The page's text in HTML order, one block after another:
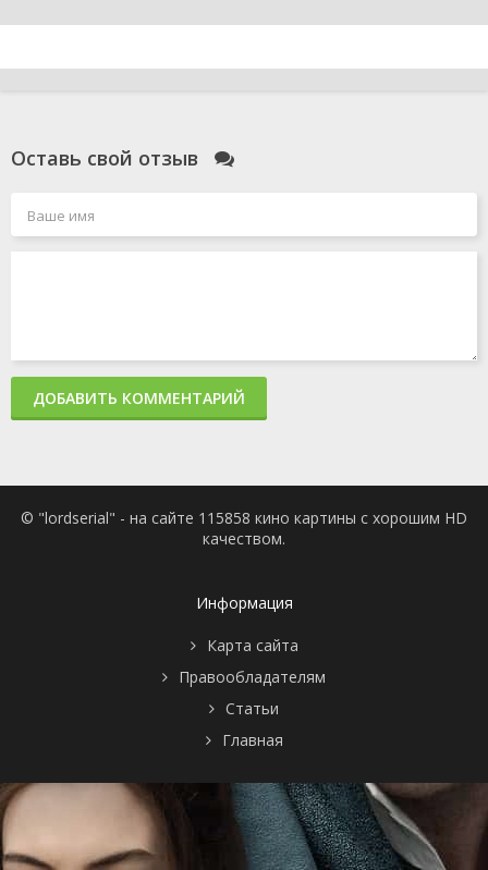
Оставь свой отзыв
ДОБАВИТЬ КОММЕНТАРИЙ
© "lordserial" - на сайте 115858 кино картины с хорошим HD
качеством.
Информация
Карта сайта
Правообладателям
Статьи
Главная